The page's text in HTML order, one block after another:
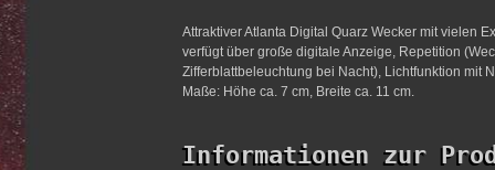
Attraktiver Atlanta Digital Quarz Wecker mit vielen
verfügt über große digitale Anzeige, Repetition
Zifferblattbeleuchtung bei Nacht), Lichtfunktion mit
Maße: Höhe ca. 7 cm, Breite ca. 11 cm.
Informationen zur